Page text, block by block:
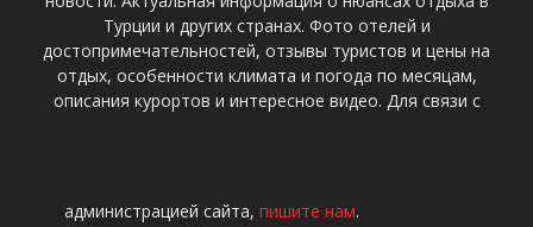
Турции и других странах. Фото отелей и
достопримечательностей, отзывы туристов и цены на
отдых, особенности климата и погода по месяцам,
описания курортов и интересное видео. Для связи с
администрацией сайта, пишите нам.